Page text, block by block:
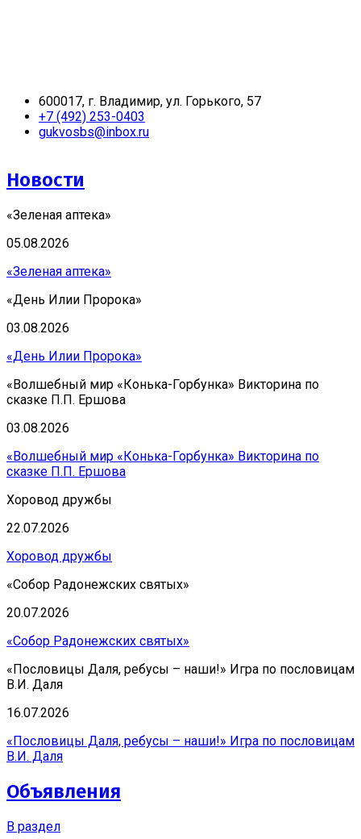
600017, г. Владимир, ул. Горького, 57
+7 (492) 253-0403
gukvosbs@inbox.ru
Новости
«Зеленая аптека»
05.08.2026
«Зеленая аптека»
«День Илии Пророка»
03.08.2026
«День Илии Пророка»
«Волшебный мир «Конька-Горбунка» Викторина по
сказке П.П. Ершова
03.08.2026
«Волшебный мир «Конька-Горбунка» Викторина по
сказке П.П. Ершова
Хоровод дружбы
22.07.2026
Хоровод дружбы
«Собор Радонежских святых»
20.07.2026
«Собор Радонежских святых»
«Пословицы Даля, ребусы – наши!» Игра по пословицам
В.И. Даля
16.07.2026
«Пословицы Даля, ребусы – наши!» Игра по пословицам
В.И. Даля
Объявления
В раздел